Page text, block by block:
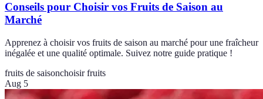
Conseils pour Choisir vos Fruits de Saison au
Marché
Apprenez à choisir vos fruits de saison au marché pour une fraîcheur
inégalée et une qualité optimale. Suivez notre guide pratique !
fruits de saisonchoisir fruits
Aug 5